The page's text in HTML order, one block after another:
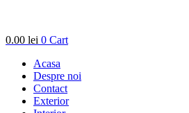
0.00 lei 0 Cart
Acasa
Despre noi
Contact
Exterior